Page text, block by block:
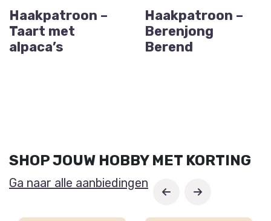
Haakpatroon –
Taart met
alpaca’s
Haakpatroon –
Berenjong
Berend
SHOP JOUW HOBBY MET KORTING
Ga naar alle aanbiedingen